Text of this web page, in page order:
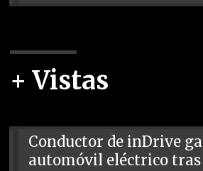
+ Vistas
Conductor de inDrive
automóvil eléctrico